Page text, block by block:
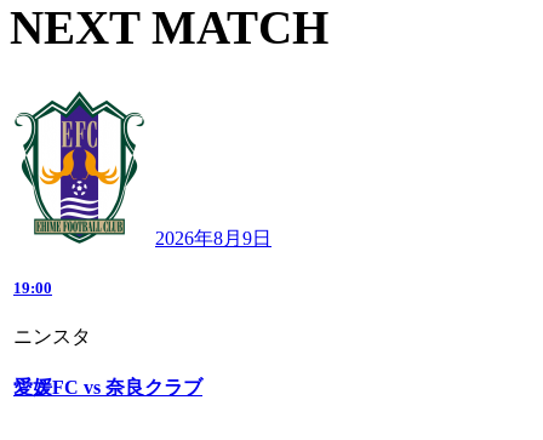
NEXT MATCH
2026年8月9日
19:00
ニンスタ
愛媛FC vs 奈良クラブ